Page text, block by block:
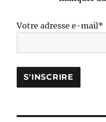
Votre adresse e-mail*